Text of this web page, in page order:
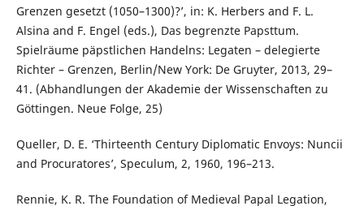
Grenzen gesetzt (1050–1300)?’, in: K. Herbers and F. L.
Alsina and F. Engel (eds.), Das begrenzte Papsttum.
Spielräume päpstlichen Handelns: Legaten – delegierte
Richter – Grenzen, Berlin/New York: De Gruyter, 2013, 29–
41. (Abhandlungen der Akademie der Wissenschaften zu
Göttingen. Neue Folge, 25)
Queller, D. E. ‘Thirteenth Century Diplomatic Envoys: Nuncii
and Procuratores’, Speculum, 2, 1960, 196–213.
Rennie, K. R. The Foundation of Medieval Papal Legation,